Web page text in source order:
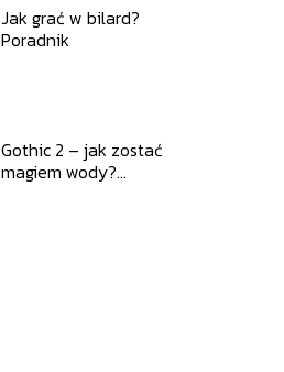
Jak grać w bilard?
Poradnik
Gothic 2 – jak zostać
magiem wody?